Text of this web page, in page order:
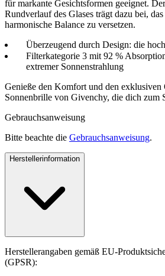
für markante Gesichtsformen geeignet.
Rundverlauf des Glases trägt dazu bei,
harmonische Balance zu versetzen.
Überzeugend durch Design: die
Filterkategorie 3 mit 92 %
extremer Sonnenstrahlung
Genieße den Komfort und den exklusiven
Sonnenbrille von Givenchy, die dich zum
Gebrauchsanweisung
Bitte beachte die Gebrauchsanweisung.
Herstellerinformation
Herstellerangaben gemäß EU-
(GPSR):